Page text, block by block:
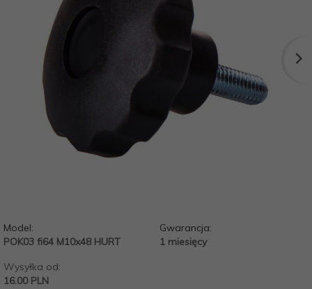
Model:
POK03 fi64 M10x48 HURT
Gwarancja:
1 miesięcy
Wysyłka od:
16.00 PLN